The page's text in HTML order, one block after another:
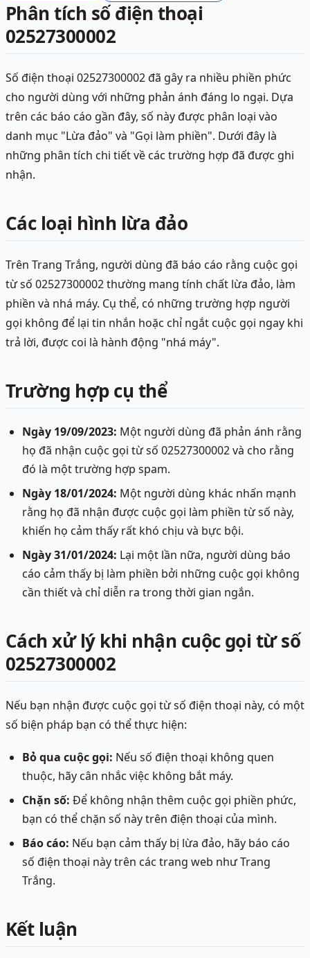
Phân tích số điện thoại
02527300002
Số điện thoại 02527300002 đã gây ra nhiều phiền phức
cho người dùng với những phản ánh đáng lo ngại. Dựa
trên các báo cáo gần đây, số này được phân loại vào
danh mục "Lừa đảo" và "Gọi làm phiền". Dưới đây là
những phân tích chi tiết về các trường hợp đã được ghi
nhận.
Các loại hình lừa đảo
Trên Trang Trắng, người dùng đã báo cáo rằng cuộc gọi
từ số 02527300002 thường mang tính chất lừa đảo, làm
phiền và nhá máy. Cụ thể, có những trường hợp người
gọi không để lại tin nhắn hoặc chỉ ngắt cuộc gọi ngay khi
trả lời, được coi là hành động "nhá máy".
Trường hợp cụ thể
Ngày 19/09/2023: Một người dùng đã phản ánh rằng
họ đã nhận cuộc gọi từ số 02527300002 và cho rằng
đó là một trường hợp spam.
Ngày 18/01/2024: Một người dùng khác nhấn mạnh
rằng họ đã nhận được cuộc gọi làm phiền từ số này,
khiến họ cảm thấy rất khó chịu và bực bội.
Ngày 31/01/2024: Lại một lần nữa, người dùng báo
cáo cảm thấy bị làm phiền bởi những cuộc gọi không
cần thiết và chỉ diễn ra trong thời gian ngắn.
Cách xử lý khi nhận cuộc gọi từ số
02527300002
Nếu bạn nhận được cuộc gọi từ số điện thoại này, có một
số biện pháp bạn có thể thực hiện:
Bỏ qua cuộc gọi: Nếu số điện thoại không quen
thuộc, hãy cân nhắc việc không bắt máy.
Chặn số: Để không nhận thêm cuộc gọi phiền phức,
bạn có thể chặn số này trên điện thoại của mình.
Báo cáo: Nếu bạn cảm thấy bị lừa đảo, hãy báo cáo
số điện thoại này trên các trang web như Trang
Trắng.
Kết luận